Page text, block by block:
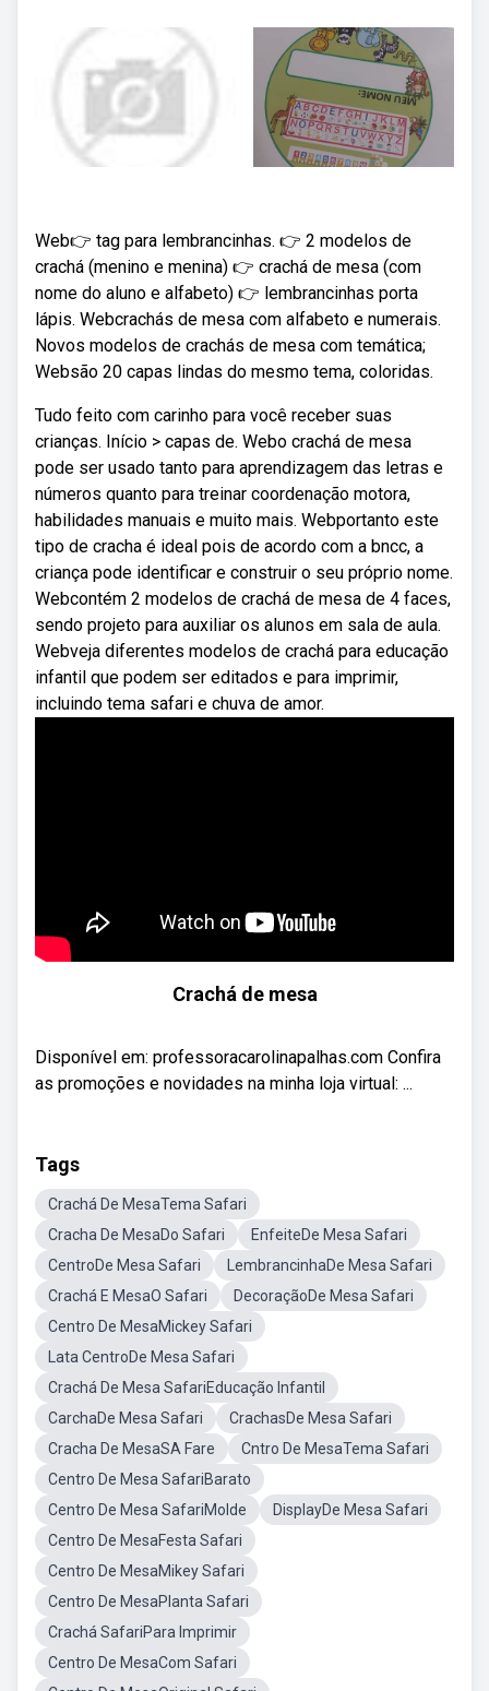
Web👉 tag para lembrancinhas. 👉 2 modelos de
crachá (menino e menina) 👉 crachá de mesa (com
nome do aluno e alfabeto) 👉 lembrancinhas porta
lápis. Webcrachás de mesa com alfabeto e numerais.
Novos modelos de crachás de mesa com temática;
Websão 20 capas lindas do mesmo tema, coloridas.
Tudo feito com carinho para você receber suas
crianças. Início > capas de. Webo crachá de mesa
pode ser usado tanto para aprendizagem das letras e
números quanto para treinar coordenação motora,
habilidades manuais e muito mais. Webportanto este
tipo de cracha é ideal pois de acordo com a bncc, a
criança pode identificar e construir o seu próprio nome.
Webcontém 2 modelos de crachá de mesa de 4 faces,
sendo projeto para auxiliar os alunos em sala de aula.
Webveja diferentes modelos de crachá para educação
infantil que podem ser editados e para imprimir,
incluindo tema safari e chuva de amor.
Crachá de mesa
Disponível em: professoracarolinapalhas.com Confira
as promoções e novidades na minha loja virtual: ...
Tags
Crachá De MesaTema Safari
Cracha De MesaDo Safari
EnfeiteDe Mesa Safari
CentroDe Mesa Safari
LembrancinhaDe Mesa Safari
Crachá E MesaO Safari
DecoraçãoDe Mesa Safari
Centro De MesaMickey Safari
Lata CentroDe Mesa Safari
Crachá De Mesa SafariEducação Infantil
CarchaDe Mesa Safari
CrachasDe Mesa Safari
Cracha De MesaSA Fare
Cntro De MesaTema Safari
Centro De Mesa SafariBarato
Centro De Mesa SafariMolde
DisplayDe Mesa Safari
Centro De MesaFesta Safari
Centro De MesaMikey Safari
Centro De MesaPlanta Safari
Crachá SafariPara Imprimir
Centro De MesaCom Safari